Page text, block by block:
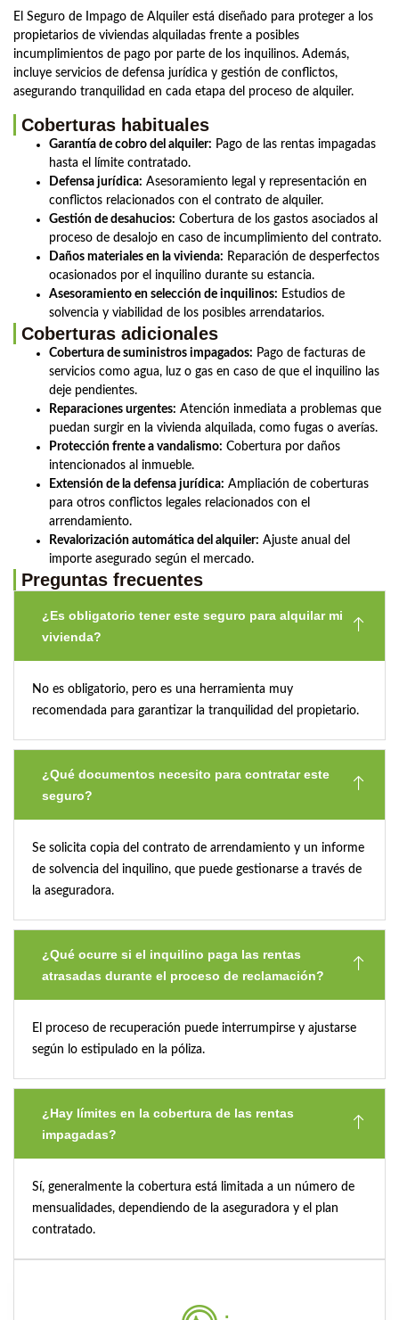
El Seguro de Impago de Alquiler está diseñado para proteger a los
propietarios de viviendas alquiladas frente a posibles
incumplimientos de pago por parte de los inquilinos. Además,
incluye servicios de defensa jurídica y gestión de conflictos,
asegurando tranquilidad en cada etapa del proceso de alquiler.
Coberturas habituales
Garantía de cobro del alquiler: Pago de las rentas impagadas
hasta el límite contratado.
Defensa jurídica: Asesoramiento legal y representación en
conflictos relacionados con el contrato de alquiler.
Gestión de desahucios: Cobertura de los gastos asociados al
proceso de desalojo en caso de incumplimiento del contrato.
Daños materiales en la vivienda: Reparación de desperfectos
ocasionados por el inquilino durante su estancia.
Asesoramiento en selección de inquilinos: Estudios de
solvencia y viabilidad de los posibles arrendatarios.
Coberturas adicionales
Cobertura de suministros impagados: Pago de facturas de
servicios como agua, luz o gas en caso de que el inquilino las
deje pendientes.
Reparaciones urgentes: Atención inmediata a problemas que
puedan surgir en la vivienda alquilada, como fugas o averías.
Protección frente a vandalismo: Cobertura por daños
intencionados al inmueble.
Extensión de la defensa jurídica: Ampliación de coberturas
para otros conflictos legales relacionados con el
arrendamiento.
Revalorización automática del alquiler: Ajuste anual del
importe asegurado según el mercado.
Preguntas frecuentes
¿Es obligatorio tener este seguro para alquilar mi
vivienda?
No es obligatorio, pero es una herramienta muy
recomendada para garantizar la tranquilidad del propietario.
¿Qué documentos necesito para contratar este
seguro?
Se solicita copia del contrato de arrendamiento y un informe
de solvencia del inquilino, que puede gestionarse a través de
la aseguradora.
¿Qué ocurre si el inquilino paga las rentas
atrasadas durante el proceso de reclamación?
El proceso de recuperación puede interrumpirse y ajustarse
según lo estipulado en la póliza.
¿Hay límites en la cobertura de las rentas
impagadas?
Sí, generalmente la cobertura está limitada a un número de
mensualidades, dependiendo de la aseguradora y el plan
contratado.